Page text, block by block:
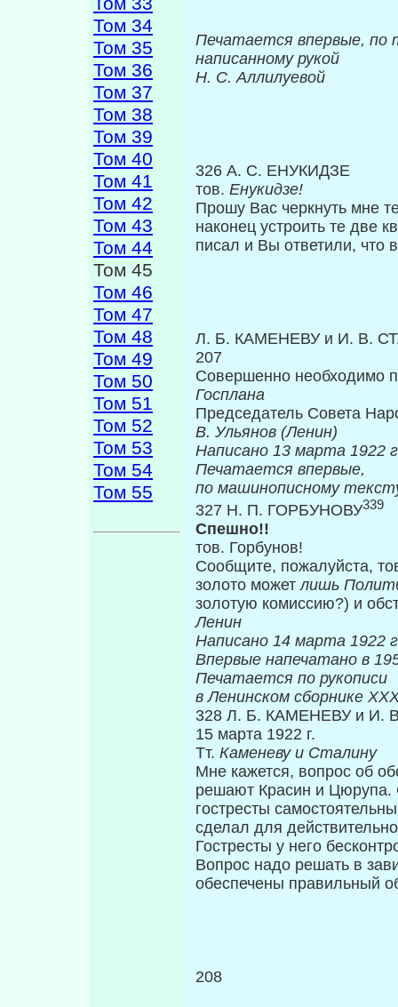
Том 34
Том 35
Том 36
Том 37
Том 38
Том 39
Том 40
Том 41
Том 42
Том 43
Том 44
Том 45
Том 46
Том 47
Том 48
Том 49
Том 50
Том 51
Том 52
Том 53
Том 54
Том 55
Печатается впервые, по
написанному рукой
Н. С. Аллилуевой
326 А. С. ЕНУКИДЗЕ
тов. Енукидзе!
Прошу Вас черкнуть мне
наконец устроить те две
писал и Вы ответили, что
Л. Б. КАМЕНЕВУ и И. В.
207
Совершенно необходимо
Госплана
Председатель Совета
В. Ульянов (Ленин)
Написано
Печатается впервые,
по машинописному
327 Н. П. ГОРБУНОВУ339
Спешно!!
тов. Горбунов!
Сообщите, пожалуйста,
золото можетлишь
золотую комиссию?) и
Ленин
Написано 14 марта 1922
Впервые
Печатается по рукописи
в Ленинском сборнике
328 Л. Б. КАМЕНЕВУ и И.
15 марта 1922 г.
Тт. Каменеву и Сталину
Мне кажется, вопрос об
решают Красин и Цюрупа.
гостресты
сделал для
Гостресты у него
Вопрос надо решать в
обеспечены правильный
208